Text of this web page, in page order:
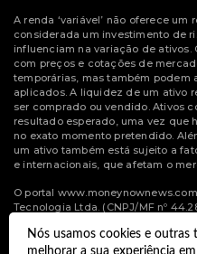
Nós usamos cookies e outras
melhorar a sua experiência
A renda ‘variável’ não oferece
considerada um investimento de
influenciam na variação de ativos.
com preços e cotações de
temporárias, mas também podem
aplicados. A liquidez de um ativo
ser comprado ou vendido. Ativos
resultado esperado, uma vez que
no exato momento pretendido.
um ativo também está sujeito a
e internacionais, que afetam o
O portal
Tecnologia Ltda. (CNPJ/MF nº
© Copyright